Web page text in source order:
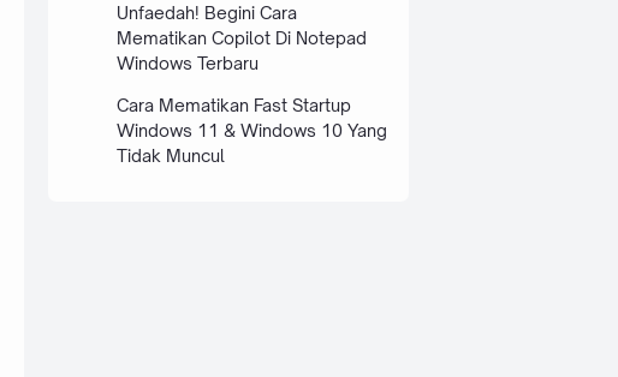
Unfaedah! Begini Cara
Mematikan Copilot Di Notepad
Windows Terbaru
Cara Mematikan Fast Startup
Windows 11 & Windows 10 Yang
Tidak Muncul